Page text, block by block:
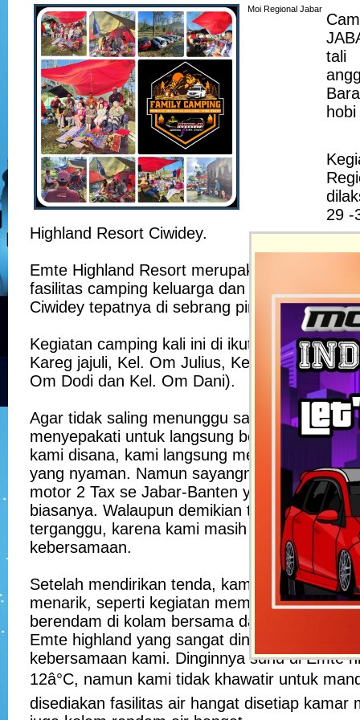
Moi Regional Jabar
tali
29 -
Highland Resort Ciwidey.
Emte Highland Resort merupakan kawasan
fasilitas camping keluarga dan kolam air
Ciwidey tepatnya di sebrang pintu Kawah
Kegiatan camping kali ini di ikuti oleh 6
Kareg jajuli, Kel. Om Julius, Kel. Om Naga,
Om Dodi dan Kel. Om Dani).
Agar tidak saling menunggu saat
menyepakati untuk langsung bertemu di
kami disana, kami langsung mencari lokasi
yang nyaman. Namun sayangnya, saat itu
motor 2 Tax se Jabar-Banten yang membuat
biasanya. Walaupun demikian tidak membuat
terganggu, karena kami masih bisa
kebersamaan.
Setelah mendirikan tenda, kami melakukan
menarik, seperti kegiatan memasak
berendam di kolam bersama dan ngobrol
Emte highland yang sangat dingin sama
kebersamaan kami. Dinginnya suhu di Emte
12â°C, namun kami tidak khawatir untuk
disediakan fasilitas air hangat disetiap kamar